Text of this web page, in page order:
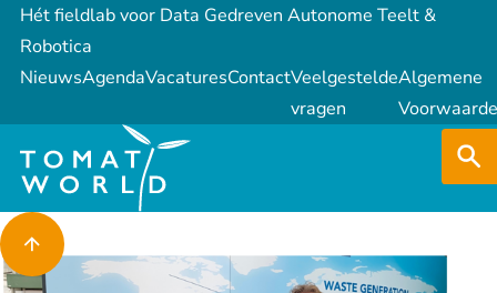
Hét fieldlab voor Data Gedreven Autonome Teelt &
Robotica
NieuwsAgendaVacaturesContactVeelgestelde
vragen
Algemene